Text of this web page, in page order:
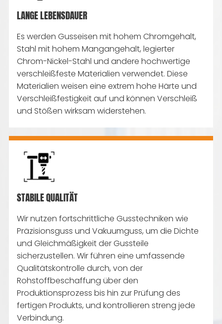
LANGE LEBENSDAUER
Es werden Gusseisen mit hohem Chromgehalt,
Stahl mit hohem Mangangehalt, legierter
Chrom-Nickel-Stahl und andere hochwertige
verschleißfeste Materialien verwendet. Diese
Materialien weisen eine extrem hohe Härte und
Verschleißfestigkeit auf und können Verschleiß
und Stößen wirksam widerstehen.
STABILE QUALITÄT
Wir nutzen fortschrittliche Gusstechniken wie
Präzisionsguss und Vakuumguss, um die Dichte
und Gleichmäßigkeit der Gussteile
sicherzustellen. Wir führen eine umfassende
Qualitätskontrolle durch, von der
Rohstoffbeschaffung über den
Produktionsprozess bis hin zur Prüfung des
fertigen Produkts, und kontrollieren streng jede
Verbindung.